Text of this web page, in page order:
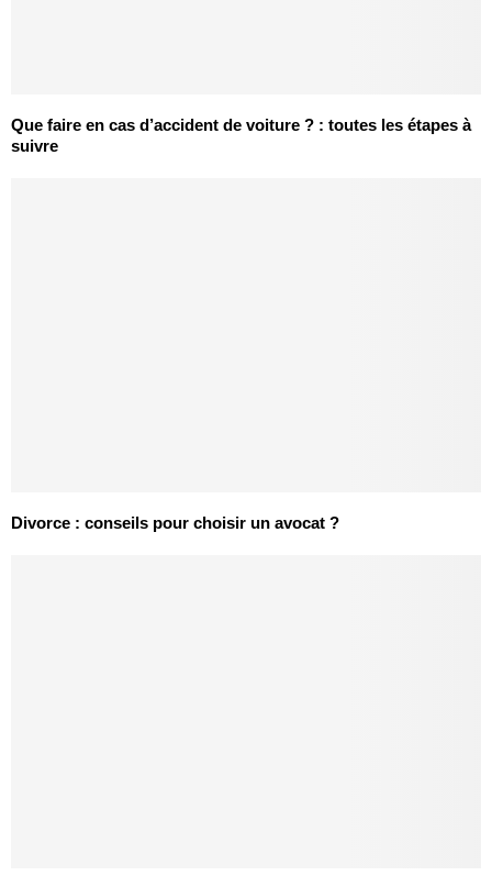
Que faire en cas d’accident de voiture ? : toutes les étapes à
suivre
Divorce : conseils pour choisir un avocat ?